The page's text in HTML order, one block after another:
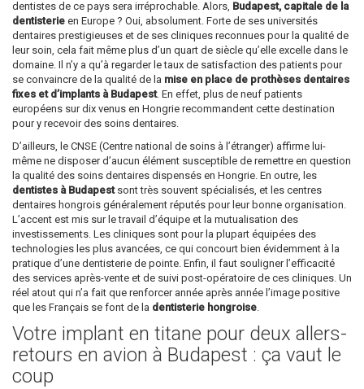
dentistes de ce pays sera irréprochable. Alors, Budapest, capitale de la
dentisterie en Europe ? Oui, absolument. Forte de ses universités
dentaires prestigieuses et de ses cliniques reconnues pour la qualité de
leur soin, cela fait même plus d’un quart de siècle qu’elle excelle dans le
domaine. Il n’y a qu’à regarder le taux de satisfaction des patients pour
se convaincre de la qualité de la mise en place de prothèses dentaires
fixes et d’implants à Budapest. En effet, plus de neuf patients
européens sur dix venus en Hongrie recommandent cette destination
pour y recevoir des soins dentaires.
D’ailleurs, le CNSE (Centre national de soins à l’étranger) affirme lui-
même ne disposer d’aucun élément susceptible de remettre en question
la qualité des soins dentaires dispensés en Hongrie. En outre, les
dentistes à Budapestsont très souvent spécialisés, et les centres
dentaires hongrois généralement réputés pour leur bonne organisation.
L’accent est mis sur le travail d’équipe et la mutualisation des
investissements. Les cliniques sont pour la plupart équipées des
technologies les plus avancées, ce qui concourt bien évidemment à la
pratique d’une dentisterie de pointe. Enfin, il faut souligner l’efficacité
des services après-vente et de suivi post-opératoire de ces cliniques. Un
réel atout qui n’a fait que renforcer année après année l’image positive
que les Français se font de la dentisterie hongroise.
Votre implant en titane pour deux allers-
retours en avion à Budapest : ça vaut le
coup